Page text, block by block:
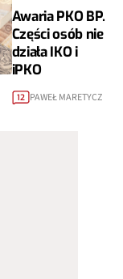
Awaria PKO BP.
Części osób nie
działa IKO i
iPKO
12 PAWEŁ MARETYCZ